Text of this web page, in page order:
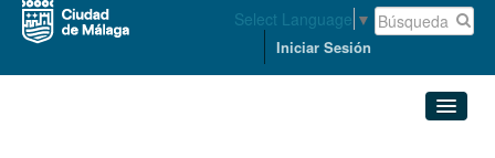
Select Language ▼
Iniciar Sesión